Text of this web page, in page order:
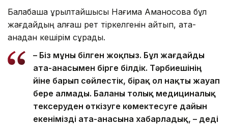
Балабақша құрылтайшысы Нағима Аманқосова бұл
жағдайдың алғаш рет тіркелгенін айтып, ата-
анадан кешірім сұрады.
– Біз мұны білген жоқпыз. Бұл жағдайды
ата-анасымен бірге білдік. Тәрбиешінің
үйіне барып сөйлестік, бірақ ол нақты жауап
бере алмады. Баланы толық медициналық
тексеруден өткізуге көмектесуге дайын
екенімізді ата-анасына хабарладық, – деді